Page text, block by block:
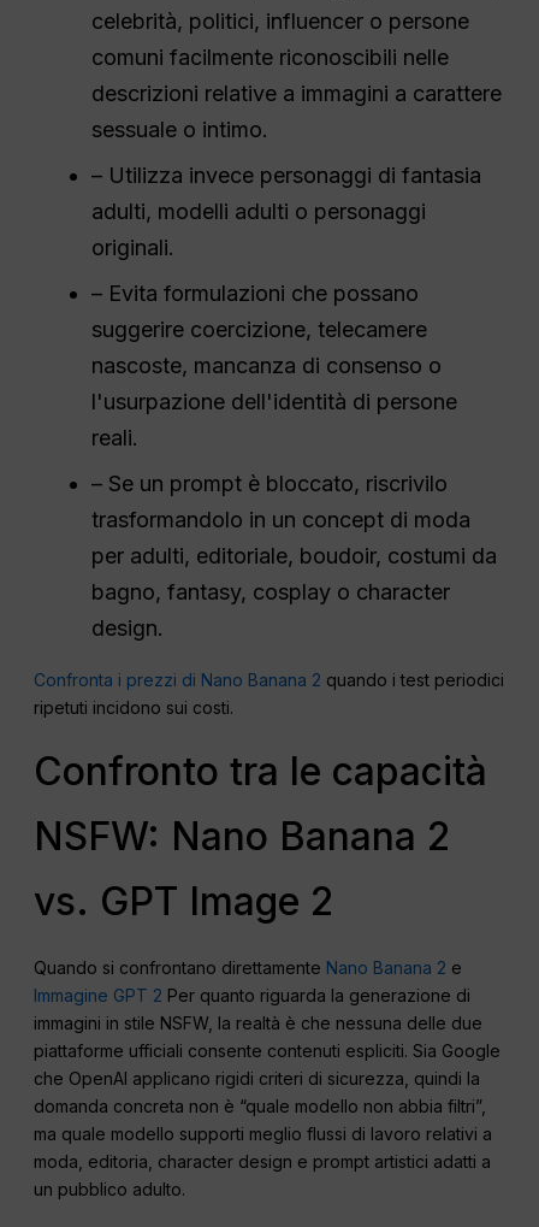
celebrità, politici, influencer o persone
comuni facilmente riconoscibili nelle
descrizioni relative a immagini a carattere
sessuale o intimo.
– Utilizza invece personaggi di fantasia
adulti, modelli adulti o personaggi
originali.
– Evita formulazioni che possano
suggerire coercizione, telecamere
nascoste, mancanza di consenso o
l'usurpazione dell'identità di persone
reali.
– Se un prompt è bloccato, riscrivilo
trasformandolo in un concept di moda
per adulti, editoriale, boudoir, costumi da
bagno, fantasy, cosplay o character
design.
Confronta i prezzi di Nano Banana 2 quando i test periodici
ripetuti incidono sui costi.
Confronto tra le capacità
NSFW: Nano Banana 2
vs. GPT Image 2
Quando si confrontano direttamente Nano Banana 2 e
Immagine GPT 2 Per quanto riguarda la generazione di
immagini in stile NSFW, la realtà è che nessuna delle due
piattaforme ufficiali consente contenuti espliciti. Sia Google
che OpenAI applicano rigidi criteri di sicurezza, quindi la
domanda concreta non è “quale modello non abbia filtri”,
ma quale modello supporti meglio flussi di lavoro relativi a
moda, editoria, character design e prompt artistici adatti a
un pubblico adulto.